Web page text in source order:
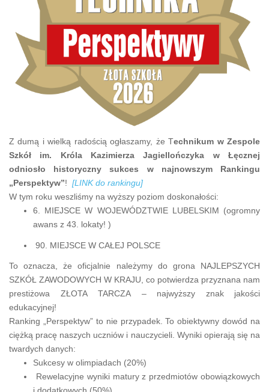
Z dumą i wielką radością ogłaszamy, że Technikum w Zespole
Szkół im. Króla Kazimierza Jagiellończyka w Łęcznej
odniosło historyczny sukces w najnowszym Rankingu
„Perspektyw”! [LINK do rankingu]
W tym roku weszliśmy na wyższy poziom doskonałości:
6. MIEJSCE W WOJEWÓDZTWIE LUBELSKIM (ogromny
awans z 43. lokaty! )
90. MIEJSCE W CAŁEJ POLSCE
To oznacza, że oficjalnie należymy do grona NAJLEPSZYCH
SZKÓŁ ZAWODOWYCH W KRAJU, co potwierdza przyznana nam
prestiżowa ZŁOTA TARCZA – najwyższy znak jakości
edukacyjnej!
Ranking „Perspektyw” to nie przypadek. To obiektywny dowód na
ciężką pracę naszych uczniów i nauczycieli. Wyniki opierają się na
twardych danych:
Sukcesy w olimpiadach (20%)
Rewelacyjne wyniki matury z przedmiotów obowiązkowych
i dodatkowych (50%)